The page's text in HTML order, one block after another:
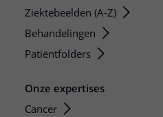
Ziektebeelden (A-Z)
Behandelingen
Patiëntfolders
Onze expertises
Cancer